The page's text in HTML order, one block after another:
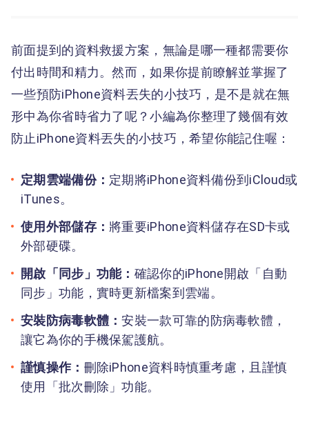
前面提到的資料救援方案，無論是哪一種都需要你
付出時間和精力。然而，如果你提前瞭解並掌握了
一些預防iPhone資料丟失的小技巧，是不是就在無
形中為你省時省力了呢？小編為你整理了幾個有效
防止iPhone資料丟失的小技巧，希望你能記住喔：
定期雲端備份： 定期將iPhone資料備份到iCloud或
iTunes。
使用外部儲存： 將重要iPhone資料儲存在SD卡或
外部硬碟。
開啟「同步」功能： 確認你的iPhone開啟「自動
同步」功能，實時更新檔案到雲端。
安裝防病毒軟體：安裝一款可靠的防病毒軟體，
讓它為你的手機保駕護航。
謹慎操作： 刪除iPhone資料時慎重考慮，且謹慎
使用「批次刪除」功能。